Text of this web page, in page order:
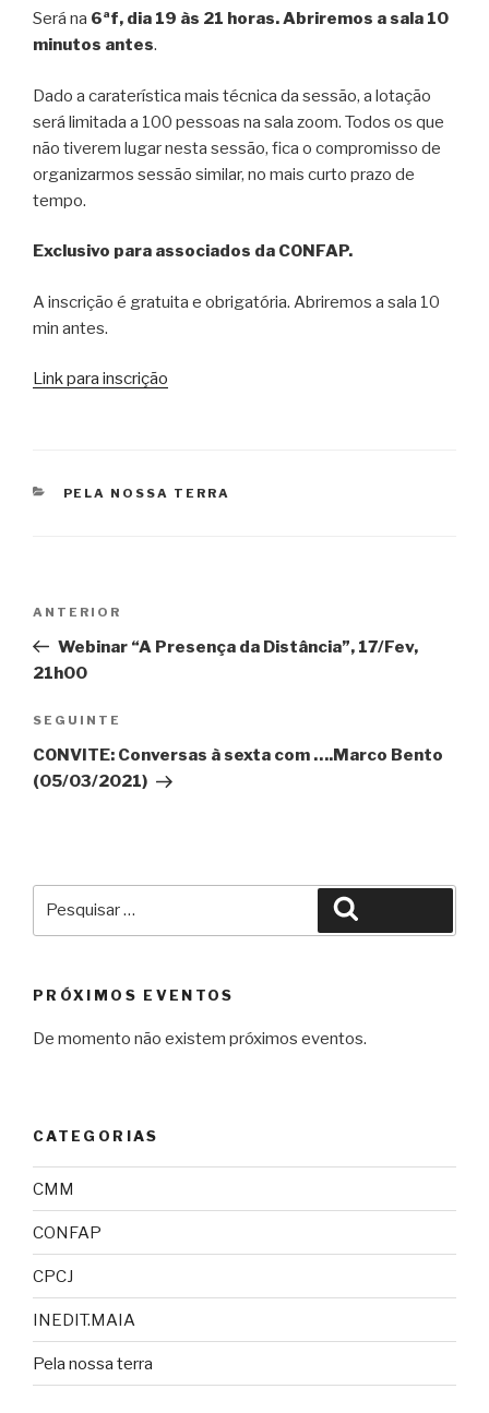
Será na 6ªf, dia 19 às 21 horas. Abriremos a sala 10
minutos antes.
Dado a caraterística mais técnica da sessão, a lotação
será limitada a 100 pessoas na sala zoom. Todos os que
não tiverem lugar nesta sessão, fica o compromisso de
organizarmos sessão similar, no mais curto prazo de
tempo.
Exclusivo para associados da CONFAP.
A inscrição é gratuita e obrigatória. Abriremos a sala 10
min antes.
Link para inscrição
CATEGORIAS
PELA NOSSA TERRA
artigos
Conteúdo
anterior
ANTERIOR
Webinar “A Presença da Distância”, 17/Fev,
21h00
Conteúdo
seguinte
SEGUINTE
CONVITE: Conversas à sexta com ….Marco Bento
(05/03/2021)
PRÓXIMOS EVENTOS
De momento não existem próximos eventos.
CATEGORIAS
CMM
CONFAP
CPCJ
INEDIT.MAIA
Pela nossa terra